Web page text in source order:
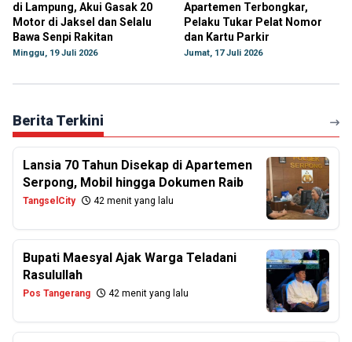
di Lampung, Akui Gasak 20
Motor di Jaksel dan Selalu
Bawa Senpi Rakitan
Minggu, 19 Juli 2026
Apartemen Terbongkar,
Pelaku Tukar Pelat Nomor
dan Kartu Parkir
Jumat, 17 Juli 2026
Berita Terkini
Lansia 70 Tahun Disekap di Apartemen
Serpong, Mobil hingga Dokumen Raib
TangselCity 42 menit yang lalu
Bupati Maesyal Ajak Warga Teladani
Rasulullah
Pos Tangerang 42 menit yang lalu